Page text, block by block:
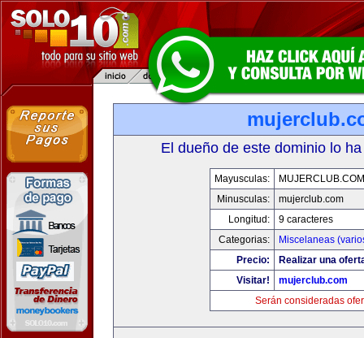
El dueño de este dominio lo
Mayusculas:
MUJERCLUB.COM
Minusculas:
mujerclub.com
Longitud:
9 caracteres
Categorias:
Miscelaneas
Precio:
Realizar una
Visitar!
mujerclub.com
Serán consideradas